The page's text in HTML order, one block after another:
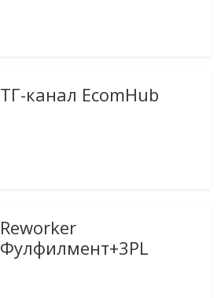
ТГ-канал EcomHub
Reworker
Фулфилмент+3PL